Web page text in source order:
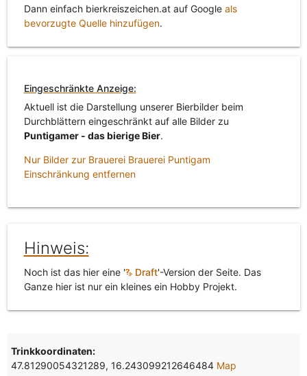
Dann einfach bierkreiszeichen.at auf Google als
bevorzugte Quelle hinzufügen.
Eingeschränkte Anzeige:
Aktuell ist die Darstellung unserer Bierbilder beim
Durchblättern eingeschränkt auf alle Bilder zu
Puntigamer - das bierige Bier.
Nur Bilder zur Brauerei Brauerei Puntigam
Einschränkung entfernen
Hinweis:
Noch ist das hier eine ' Draft'-Version der Seite. Das
Ganze hier ist nur ein kleines ein Hobby Projekt.
Trinkkoordinaten:
47.81290054321289, 16.243099212646484 Map